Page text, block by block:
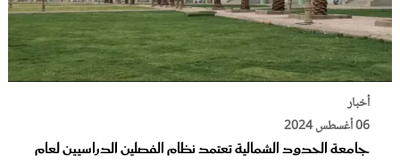
أخبار
06 أغسطس 2024
جامعة الحدود الشمالية تعتمد نظام الفصلين الدراسيين لعام